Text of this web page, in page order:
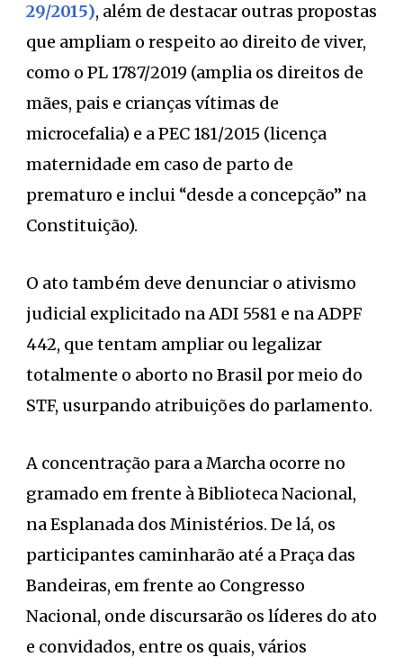
29/2015), além de destacar outras propostas
que ampliam o respeito ao direito de viver,
como o PL 1787/2019 (amplia os direitos de
mães, pais e crianças vítimas de
microcefalia) e a PEC 181/2015 (licença
maternidade em caso de parto de
prematuro e inclui “desde a concepção” na
Constituição).
O ato também deve denunciar o ativismo
judicial explicitado na ADI 5581 e na ADPF
442, que tentam ampliar ou legalizar
totalmente o aborto no Brasil por meio do
STF, usurpando atribuições do parlamento.
A concentração para a Marcha ocorre no
gramado em frente à Biblioteca Nacional,
na Esplanada dos Ministérios. De lá, os
participantes caminharão até a Praça das
Bandeiras, em frente ao Congresso
Nacional, onde discursarão os líderes do ato
e convidados, entre os quais, vários